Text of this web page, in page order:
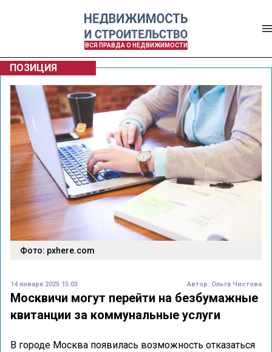
ВСЯ ПРАВДА О НЕДВИЖИМОСТИ
ПОЗИЦИЯ
Фото: pxhere.com
14 января 2025 15:03 Автор: Ольга Чистова
Москвичи могут перейти на безбумажные
квитанции за коммунальные услуги
В городе Москва появилась возможность отказаться